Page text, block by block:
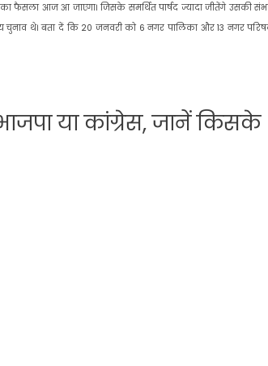
फैसला आज आ जाएगा। जिसके समर्थित पार्षद ज्यादा जीतेंगे उसकी
चुनाव थे। बता दें कि 20 जनवरी को 6 नगर पालिका और 13 नगर
या कांग्रेस, जानें किसके